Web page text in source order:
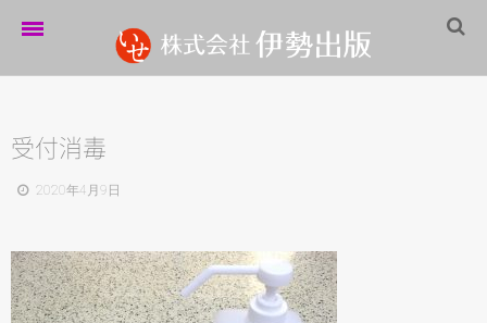
伊勢出版だより
営業案内
企業情報
採用情報
受付消毒
2020年4月9日